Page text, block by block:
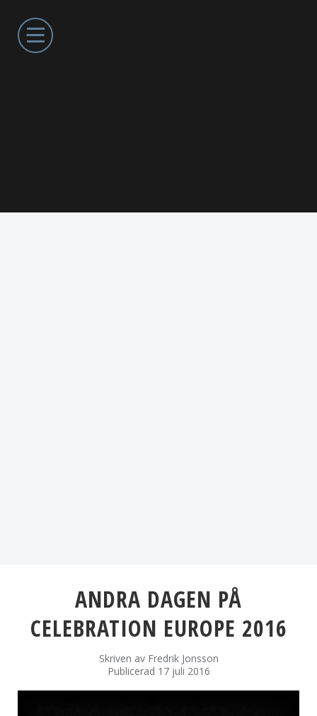
ANDRA DAGEN PÅ
CELEBRATION EUROPE 2016
Skriven av Fredrik Jonsson
Publicerad 17 juli 2016